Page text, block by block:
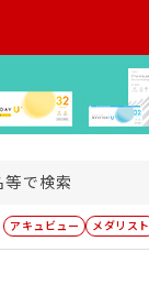
アキュビュー メダリスト